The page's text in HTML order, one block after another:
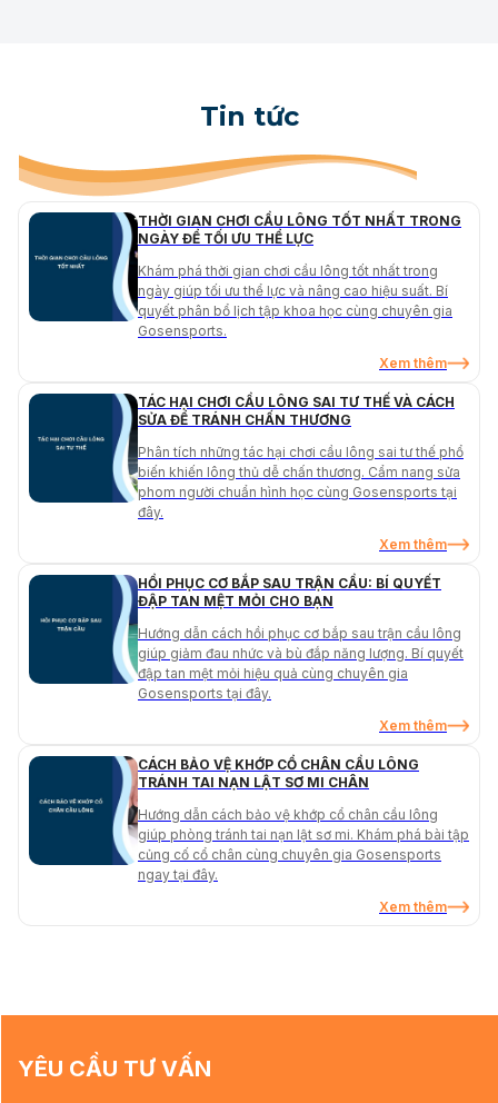
Tin tức
THỜI GIAN CHƠI CẦU LÔNG TỐT NHẤT TRONG
NGÀY ĐỂ TỐI ƯU THỂ LỰC
Khám phá thời gian chơi cầu lông tốt nhất trong
ngày giúp tối ưu thể lực và nâng cao hiệu suất. Bí
quyết phân bổ lịch tập khoa học cùng chuyên gia
Gosensports.
Xem thêm
TÁC HẠI CHƠI CẦU LÔNG SAI TƯ THẾ VÀ CÁCH
SỬA ĐỂ TRÁNH CHẤN THƯƠNG
Phân tích những tác hại chơi cầu lông sai tư thế phổ
biến khiến lông thủ dễ chấn thương. Cẩm nang sửa
phom người chuẩn hình học cùng Gosensports tại
đây.
Xem thêm
HỒI PHỤC CƠ BẮP SAU TRẬN CẦU: BÍ QUYẾT
ĐẬP TAN MỆT MỎI CHO BẠN
Hướng dẫn cách hồi phục cơ bắp sau trận cầu lông
giúp giảm đau nhức và bù đắp năng lượng. Bí quyết
đập tan mệt mỏi hiệu quả cùng chuyên gia
Gosensports tại đây.
Xem thêm
CÁCH BẢO VỆ KHỚP CỔ CHÂN CẦU LÔNG
TRÁNH TAI NẠN LẬT SƠ MI CHÂN
Hướng dẫn cách bảo vệ khớp cổ chân cầu lông
giúp phòng tránh tai nạn lật sơ mi. Khám phá bài tập
củng cố cổ chân cùng chuyên gia Gosensports
ngay tại đây.
Xem thêm
YÊU CẦU TƯ VẤN